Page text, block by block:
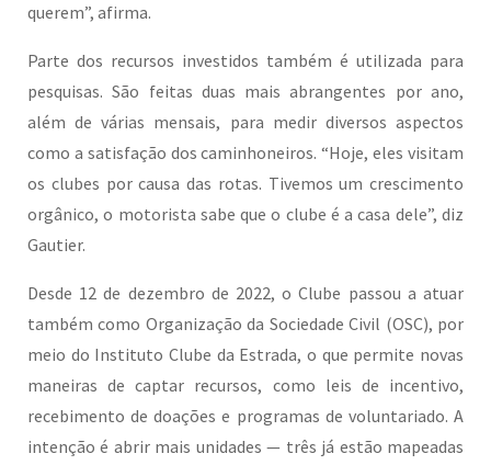
querem”, afirma.
Parte dos recursos investidos também é utilizada para
pesquisas. São feitas duas mais abrangentes por ano,
além de várias mensais, para medir diversos aspectos
como a satisfação dos caminhoneiros. “Hoje, eles visitam
os clubes por causa das rotas. Tivemos um crescimento
orgânico, o motorista sabe que o clube é a casa dele”, diz
Gautier.
Desde 12 de dezembro de 2022, o Clube passou a atuar
também como Organização da Sociedade Civil (OSC), por
meio do Instituto Clube da Estrada, o que permite novas
maneiras de captar recursos, como leis de incentivo,
recebimento de doações e programas de voluntariado. A
intenção é abrir mais unidades — três já estão mapeadas